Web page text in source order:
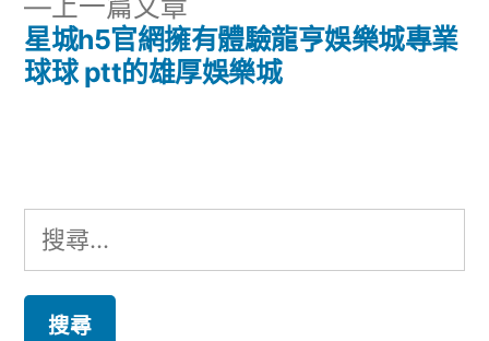
導
覽
上一篇文章
一
篇
星城h5官網擁有體驗龍亨娛樂城專業
球球 ptt的雄厚娛樂城
搜
尋